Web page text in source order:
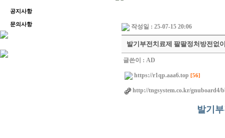
공지사항
문의사항 작성일 : 25-07-15 20:06
발기부전치료제 팔팔정처방전없
글쓴이 : AD
https://r1qp.aaa6.top [56]
http://tngsystem.co.kr/
발기